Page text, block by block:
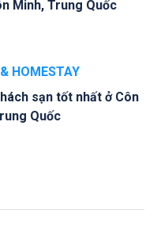
Minh, Trung Quốc
HOMESTAY
sạn tốt nhất ở Côn
Quốc